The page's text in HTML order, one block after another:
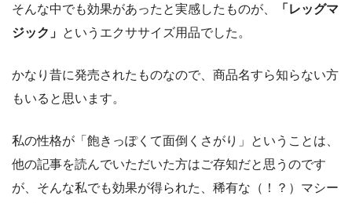
そんな中でも効果があったと実感したものが、
「レッグマ
ジック」 というエクササイズ用品でした。
かなり昔に発売されたものなので、商品名すら知らない方
もいると思います。
私の性格が「飽きっぽくて面倒くさがり」ということは、
他の記事を読んでいただいた方はご存知だと思うのです
が、そんな私でも効果が得られた、稀有な（！？）マシー